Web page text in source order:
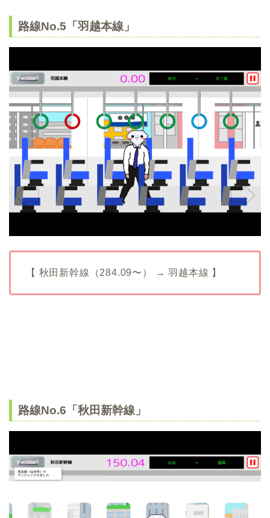
路線No.5「羽越本線」
【 秋田新幹線（284.09〜） → 羽越本線 】
路線No.6「秋田新幹線」